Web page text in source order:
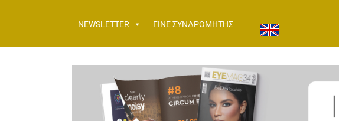
NEWSLETTER ΓΙΝΕ ΣΥΝΔΡΟΜΗΤΗΣ